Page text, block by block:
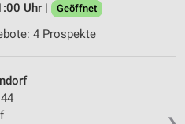
Uhr |
Geöffnet
4 Prospekte